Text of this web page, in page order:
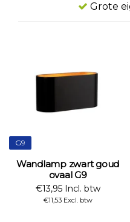
Grote
G9
Wandlamp zwart goud
ovaal G9
€13,95 Incl. btw
€11,53 Excl. btw